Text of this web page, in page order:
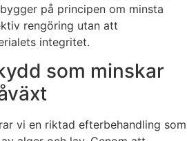
på principen om minsta
rengöring utan att
integritet.
som minskar
vi en riktad efterbehandling som